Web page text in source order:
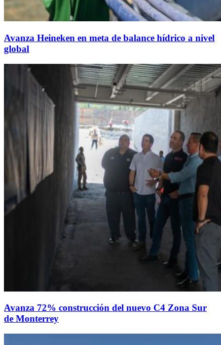
Avanza Heineken en meta de balance hídrico a nivel
global
Avanza 72% construcción del nuevo C4 Zona Sur
de Monterrey